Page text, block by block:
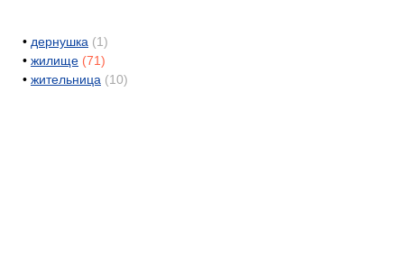
• дернушка (1)
• жилище (71)
• жительница (10)